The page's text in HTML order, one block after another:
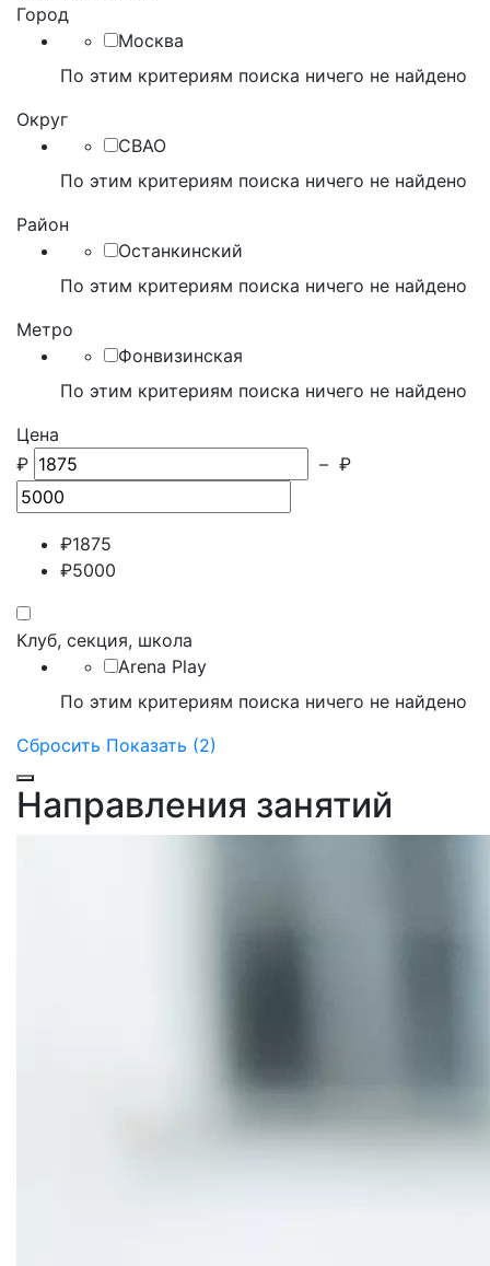
Город
Москва
По этим критериям поиска ничего не найдено
Округ
СВАО
По этим критериям поиска ничего не найдено
Район
Останкинский
По этим критериям поиска ничего не найдено
Метро
Фонвизинская
По этим критериям поиска ничего не найдено
Цена
₽
– ₽
₽1875
₽5000
Клуб, секция, школа
Arena Play
По этим критериям поиска ничего не найдено
Сбросить Показать (2)
Направления занятий